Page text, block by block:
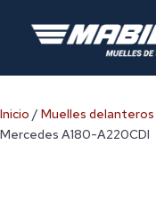
Inicio / Muelles delanteros
Mercedes A180-A220CDI